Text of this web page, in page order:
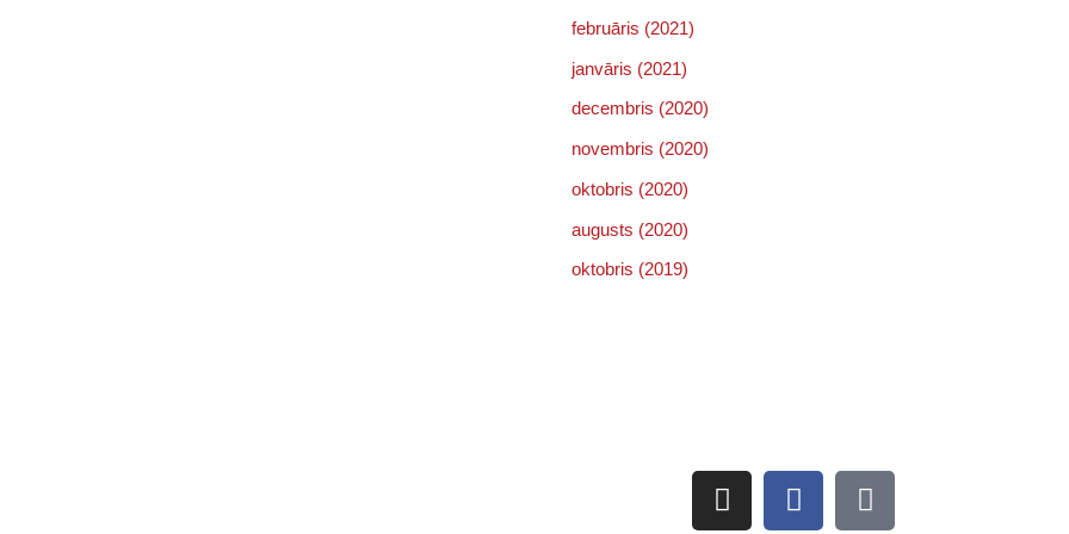
februāris (2021)
janvāris (2021)
decembris (2020)
novembris (2020)
oktobris (2020)
augusts (2020)
oktobris (2019)